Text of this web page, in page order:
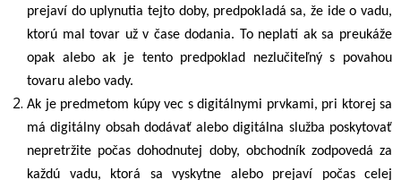
prejaví do uplynutia tejto doby, predpokladá sa, že ide o vadu,
ktorú mal tovar už v čase dodania. To neplatí ak sa preukáže
opak alebo ak je tento predpoklad nezlučiteľný s povahou
tovaru alebo vady.
Ak je predmetom kúpy vec s digitálnymi prvkami, pri ktorej sa
má digitálny obsah dodávať alebo digitálna služba poskytovať
nepretržite počas dohodnutej doby, obchodník zodpovedá za
každú vadu, ktorá sa vyskytne alebo prejaví počas celej